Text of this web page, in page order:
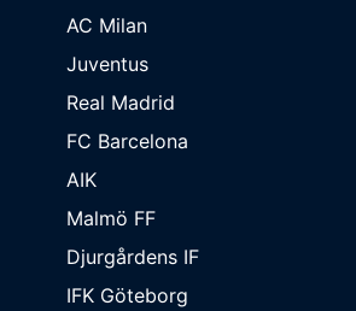
AC Milan
Juventus
Real Madrid
FC Barcelona
AIK
Malmö FF
Djurgårdens IF
IFK Göteborg